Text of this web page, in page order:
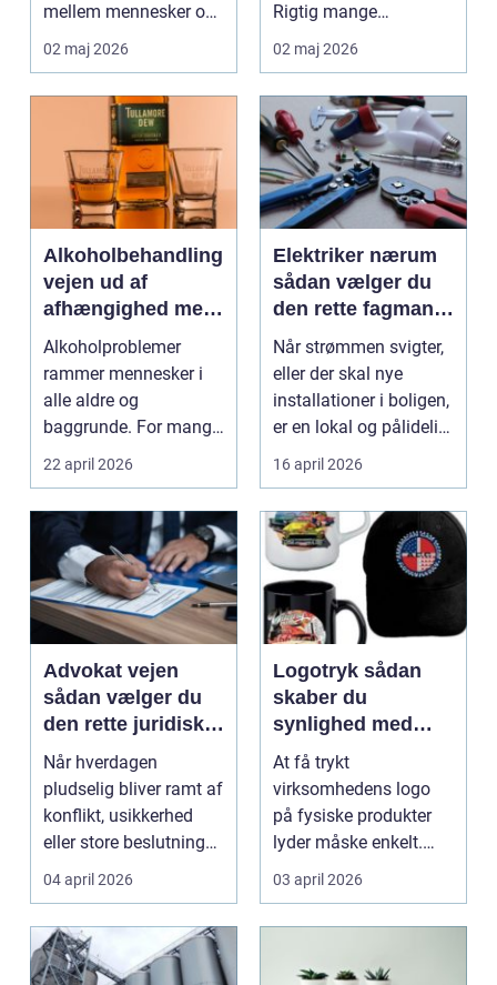
mellem mennesker og
forretning. Fokus er
ikke kun på ...
02 maj 2026
Rigtig mange
virksomheder på
Djursland o...
02 maj 2026
Alkoholbehandling
vejen ud af
afhængighed med
professionel støtte
Alkoholproblemer
rammer mennesker i
alle aldre og
baggrunde. For mange
starter det med
hyggedrik på ...
22 april 2026
Elektriker nærum
sådan vælger du
den rette fagmand
til dine el-opgaver
Når strømmen svigter,
eller der skal nye
installationer i boligen,
er en lokal og pålidelig
elektrik...
16 april 2026
Advokat vejen
sådan vælger du
den rette juridiske
hjælp lokalt
Når hverdagen
pludselig bliver ramt af
konflikt, usikkerhed
eller store beslutninger,
kan en lokal a...
04 april 2026
Logotryk sådan
skaber du
synlighed med
simple midler
At få trykt
virksomhedens logo
på fysiske produkter
lyder måske enkelt.
Men gjort rigtigt kan
logotr...
03 april 2026